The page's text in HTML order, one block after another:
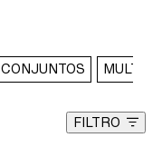
CONJUNTOS
FILTRO